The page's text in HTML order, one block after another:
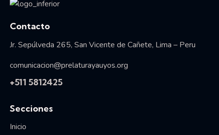
Vida consagrada
Contacto
Jr. Sepúlveda 265, San Vicente de Cañete, Lima – Peru
comunicacion@prelaturayauyos.org
+511 5812425
Secciones
Inicio